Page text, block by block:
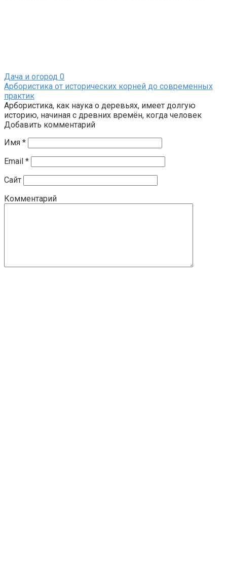
Дача и огород 0
Арбористика от исторических корней до современных
практик
Арбористика, как наука о деревьях, имеет долгую
историю, начиная с древних времён, когда человек
Добавить комментарий
Имя *
Email *
Сайт
Комментарий